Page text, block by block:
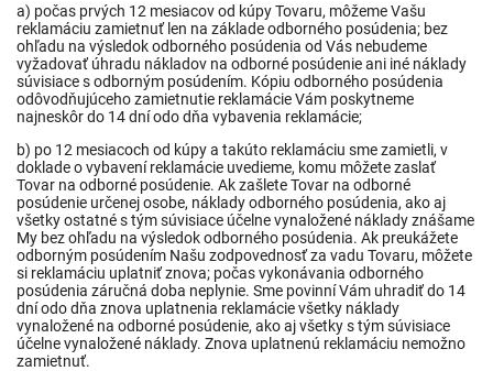
a) počas prvých 12 mesiacov od kúpy Tovaru, môžeme Vašu
reklamáciu zamietnuť len na základe odborného posúdenia; bez
ohľadu na výsledok odborného posúdenia od Vás nebudeme
vyžadovať úhradu nákladov na odborné posúdenie ani iné náklady
súvisiace s odborným posúdením. Kópiu odborného posúdenia
odôvodňujúceho zamietnutie reklamácie Vám poskytneme
najneskôr do 14 dní odo dňa vybavenia reklamácie;
b) po 12 mesiacoch od kúpy a takúto reklamáciu sme zamietli, v
doklade o vybavení reklamácie uvedieme, komu môžete zaslať
Tovar na odborné posúdenie. Ak zašlete Tovar na odborné
posúdenie určenej osobe, náklady odborného posúdenia, ako aj
všetky ostatné s tým súvisiace účelne vynaložené náklady znášame
My bez ohľadu na výsledok odborného posúdenia. Ak preukážete
odborným posúdením Našu zodpovednosť za vadu Tovaru, môžete
si reklamáciu uplatniť znova; počas vykonávania odborného
posúdenia záručná doba neplynie. Sme povinní Vám uhradiť do 14
dní odo dňa znova uplatnenia reklamácie všetky náklady
vynaložené na odborné posúdenie, ako aj všetky s tým súvisiace
účelne vynaložené náklady. Znova uplatnenú reklamáciu nemožno
zamietnuť.